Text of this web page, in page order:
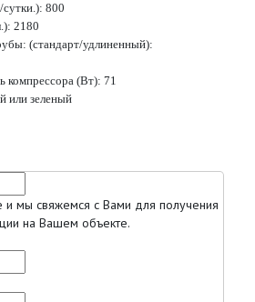
сутки.): 800
2180
(стандарт/удлиненный):
компрессора (Вт): 71
или зеленый
и мы свяжемся с Вами для получения
на Вашем объекте.